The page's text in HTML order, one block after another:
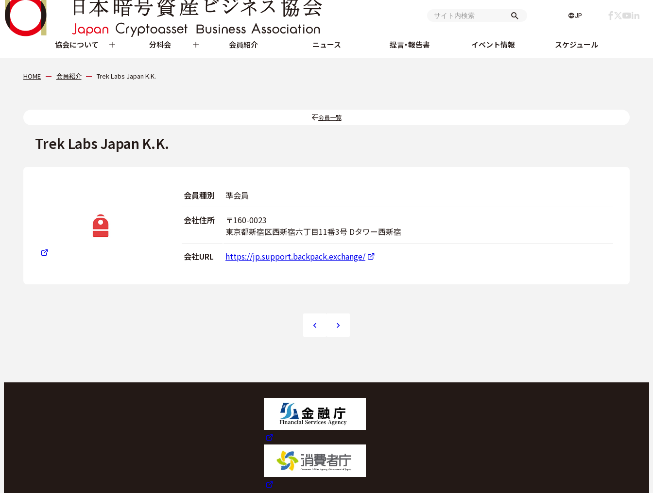
JP
協会について 分科会 会員紹介 ニュース 提言・報告書 イベント情報 スケジュール
HOME 会員紹介 Trek Labs Japan K.K.
会員一覧
Trek Labs Japan K.K.
会員種別 準会員
会社住所
〒160-0023
東京都新宿区西新宿六丁目11番3号 Dタワー西新宿
会社URL https://jp.support.backpack.exchange/